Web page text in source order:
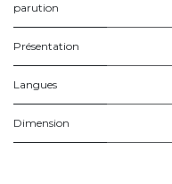
parution
Présentation
Langues
Dimension